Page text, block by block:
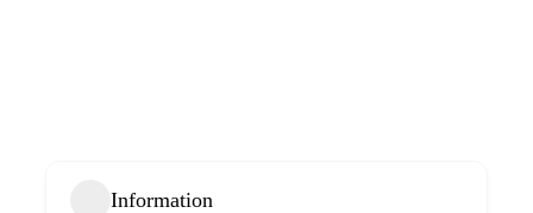
Information